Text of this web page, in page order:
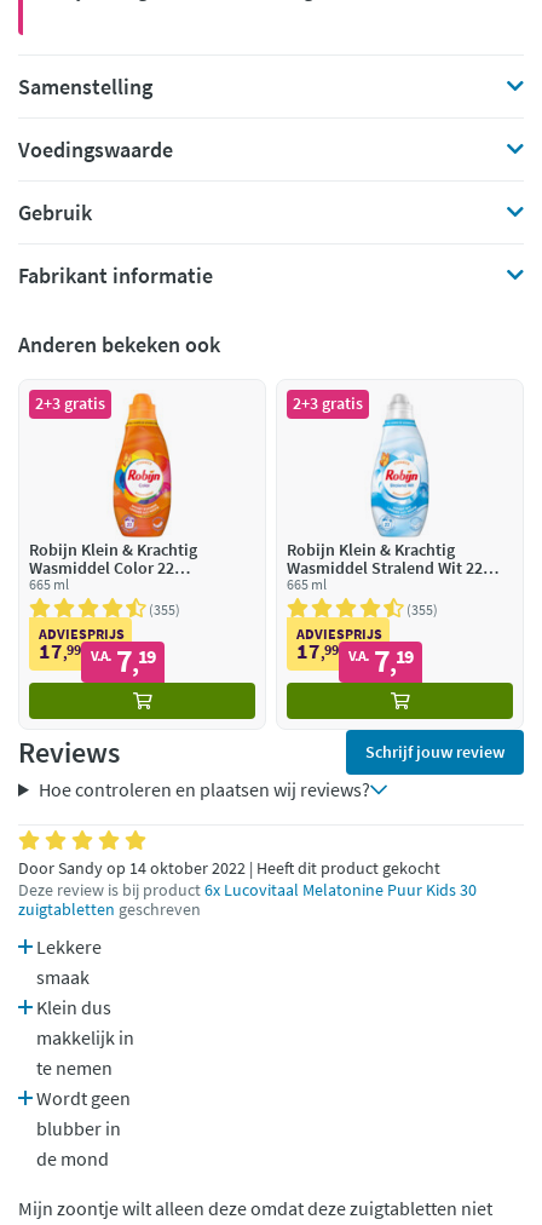
Samenstelling
Voedingswaarde
Gebruik
Fabrikant informatie
Anderen bekeken ook
2+3 gratis
Robijn Klein & Krachtig
Wasmiddel Color 22
Wasbeurten
665 ml
355
ADVIESPRIJS
17,99 V.A. 7,19
2+3 gratis
Robijn Klein & Krachtig
Wasmiddel Stralend Wit 22
Wasbeurten
665 ml
355
ADVIESPRIJS
17,99 V.A. 7,19
Reviews Schrijf jouw review
Hoe controleren en plaatsen wij reviews?
Door Sandy op 14 oktober 2022 | Heeft dit product gekocht
Deze review is bij product6x Lucovitaal Melatonine Puur Kids 30
zuigtabletten geschreven
Lekkere
smaak
Klein dus
makkelijk in
te nemen
Wordt geen
blubber in
de mond
Mijn zoontje wilt alleen deze omdat deze zuigtabletten niet